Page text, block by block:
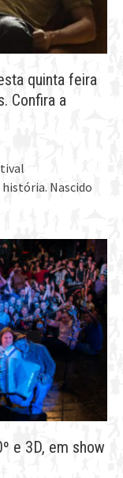
quinta feira
Confira a
Nascido
e 3D, em show